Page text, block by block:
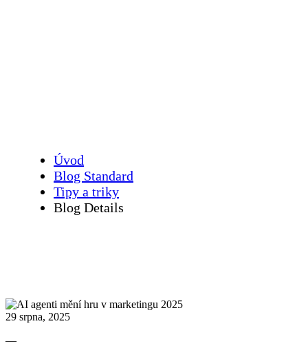
Úvod
Blog Standard
Tipy a triky
Blog Details
29 srpna, 2025
—